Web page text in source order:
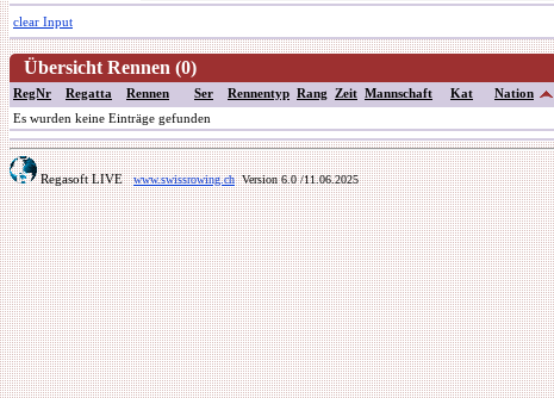
clear Input
Übersicht Rennen (0)
RegNr Regatta Rennen Ser Rennentyp Rang Zeit Mannschaft Kat
Nation
Es wurden keine Einträge gefunden
Regasoft LIVE www.swissrowing.chVersion 6.0/11.06.2025